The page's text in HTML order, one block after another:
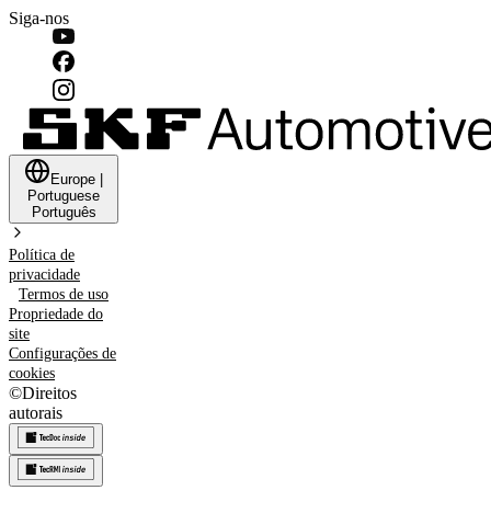
Siga-nos
Europe
Portuguese
Português
Política de
privacidade
Termos de uso
Propriedade do
site
Configurações de
cookies
©Direitos
autorais